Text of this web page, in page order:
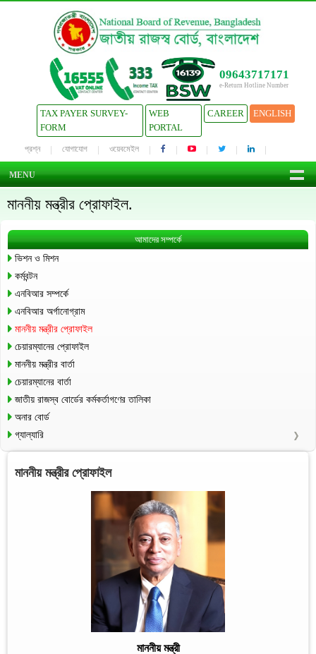
09643717171
e-Return Hotline Number
TAX PAYER SURVEY-
FORM
WEB
PORTAL
CAREER ENGLISH
প্রশ্ন যোগাযোগ ওয়েবমেইল
MENU
মাননীয় মন্ত্রীর প্রোফাইল.
আমাদের সম্পর্কে
ভিশন ও মিশন
কর্মবন্টন
এনবিআর সম্পর্কে
এনবিআর অর্গানোগ্রাম
মাননীয় মন্ত্রীর প্রোফাইল
চেয়ারম্যানের প্রোফাইল
মাননীয় মন্ত্রীর বার্তা
চেয়ারম্যানের বার্তা
জাতীয় রাজস্ব বোর্ডের কর্মকর্তাগণের তালিকা
অনার বোর্ড
গ্যাল্যারি
মাননীয় মন্ত্রীর প্রোফাইল
মাননীয় মন্ত্রী